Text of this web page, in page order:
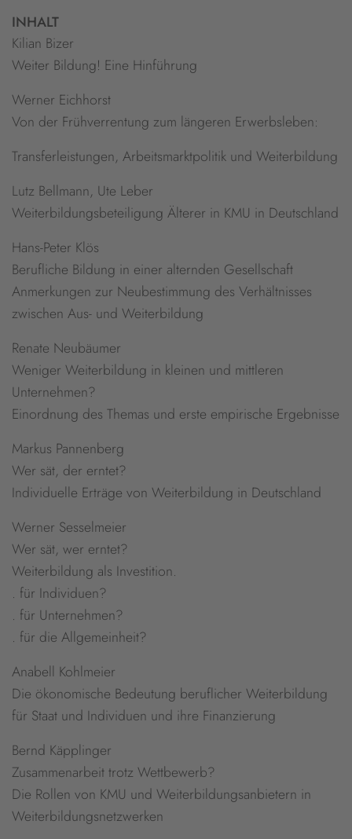
INHALT
Kilian Bizer
Weiter Bildung! Eine Hinführung
Werner Eichhorst
Von der Frühverrentung zum längeren Erwerbsleben:
Transferleistungen, Arbeitsmarktpolitik und Weiterbildung
Lutz Bellmann, Ute Leber
Weiterbildungsbeteiligung Älterer in KMU in Deutschland
Hans-Peter Klös
Berufliche Bildung in einer alternden Gesellschaft
Anmerkungen zur Neubestimmung des Verhältnisses
zwischen Aus- und Weiterbildung
Renate Neubäumer
Weniger Weiterbildung in kleinen und mittleren
Unternehmen?
Einordnung des Themas und erste empirische Ergebnisse
Markus Pannenberg
Wer sät, der erntet?
Individuelle Erträge von Weiterbildung in Deutschland
Werner Sesselmeier
Wer sät, wer erntet?
Weiterbildung als Investition.
. für Individuen?
. für Unternehmen?
. für die Allgemeinheit?
Anabell Kohlmeier
Die ökonomische Bedeutung beruflicher Weiterbildung
für Staat und Individuen und ihre Finanzierung
Bernd Käpplinger
Zusammenarbeit trotz Wettbewerb?
Die Rollen von KMU und Weiterbildungsanbietern in
Weiterbildungsnetzwerken